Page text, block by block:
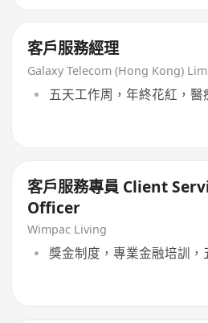
客戶服務經理
Galaxy Telecom (Hong Kong)
五天工作周，年終花紅，醫
客戶服務專員 Client
Officer
Wimpac Living
獎金制度，專業金融培訓，